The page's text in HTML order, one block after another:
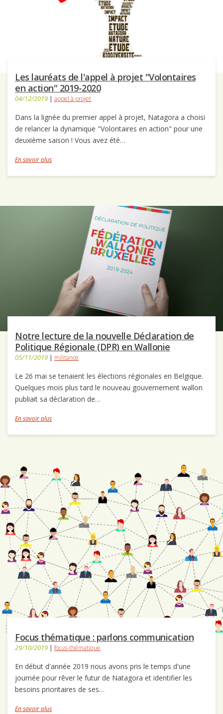
Les lauréats de l'appel à projet "Volontaires
en action" 2019-2020
04/12/2019 | appel à projet
Dans la lignée du premier appel à projet, Natagora a choisi
de relancer la dynamique "Volontaires en action" pour une
deuxième saison ! Vous avez été…
En savoir plus
Notre lecture de la nouvelle Déclaration de
Politique Régionale (DPR) en Wallonie
05/11/2019 | militance
Le 26 mai se tenaient les élections régionales en Belgique.
Quelques mois plus tard le nouveau gouvernement wallon
publiait sa déclaration de…
En savoir plus
Focus thématique : parlons communication
29/10/2019 | focus-thématique
En début d'année 2019 nous avons pris le temps d'une
journée pour rêver le futur de Natagora et identifier les
besoins prioritaires de ses…
En savoir plus